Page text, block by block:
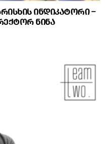
ინდიკატორი –
ნინა